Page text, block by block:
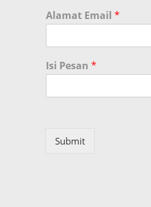
Alamat Email *
Isi Pesan *
Submit